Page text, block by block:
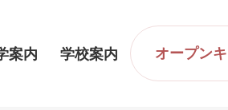
案内 学校案内 オープン